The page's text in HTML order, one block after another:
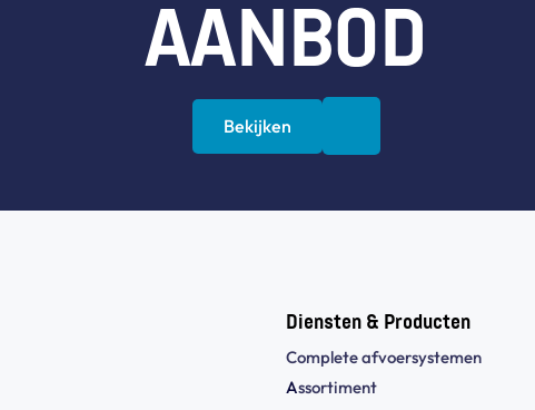
AANBOD
Bekijken
Diensten & Producten
Complete afvoersystemen
Assortiment